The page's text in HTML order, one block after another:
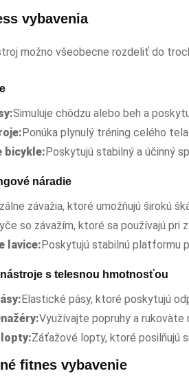
vybavenia
možno všeobecne rozdeliť do
Simuluje chôdzu alebo beh a
Ponúka plynulý tréning celého
bicykle: Poskytujú stabilný a účinný
náradie
závažia, ktoré umožňujú širokú
so závažím, ktoré sa používajú pri
lavice: Poskytujú stabilnú platformu
s telesnou hmotnosťou
Elastické pásy, ktoré poskytujú
Využívajte popruhy a
lopty:Záťažové lopty, ktoré posilňujú
fitnes vybavenie